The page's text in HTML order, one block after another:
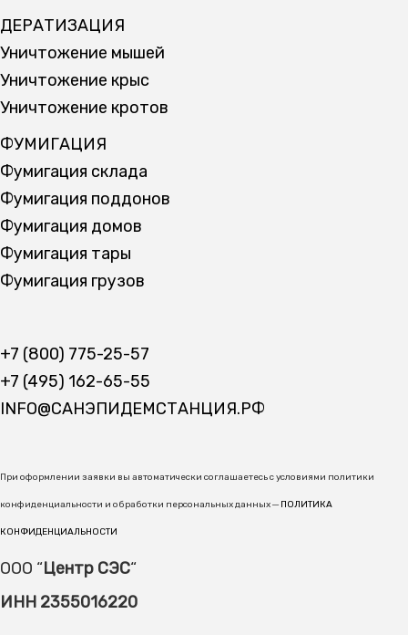
ДЕРАТИЗАЦИЯ
Уничтожение мышей
Уничтожение крыс
Уничтожение кротов
ФУМИГАЦИЯ
Фумигация склада
Фумигация поддонов
Фумигация домов
Фумигация тары
Фумигация грузов
+7 (800) 775-25-57
+7 (495) 162-65-55
INFO@САНЭПИДЕМСТАНЦИЯ.РФ
При оформлении заявки вы автоматически соглашаетесь с условиями политики
конфиденциальности и обработки персональных данных ─ ПОЛИТИКА
КОНФИДЕНЦИАЛЬНОСТИ
ООО “Центр СЭС“
ИНН 2355016220